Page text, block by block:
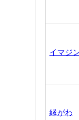
イマジ
縁がわ